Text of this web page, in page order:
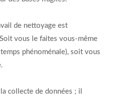
de nettoyage est
vous le faites vous-même
phénoménale), soit vous
collecte de données ; il